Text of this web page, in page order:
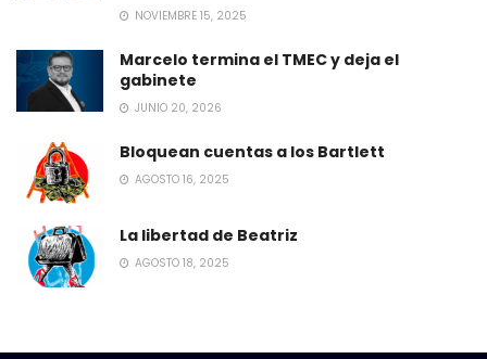
NOVIEMBRE 15, 2025
Marcelo termina el TMEC y deja el
gabinete
JUNIO 20, 2026
Bloquean cuentas a los Bartlett
AGOSTO 16, 2025
La libertad de Beatriz
AGOSTO 18, 2025